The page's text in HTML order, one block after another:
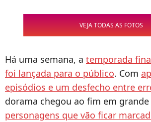
VEJA TODAS AS FOTOS
Há uma semana, a temporada
foi lançada para o público. Com
episódios e um desfecho entre
dorama chegou ao fim em
personagens que vão ficar